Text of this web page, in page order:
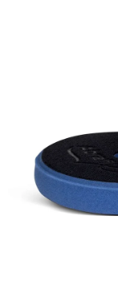
NAŠE SLUŽBY
KONTAKTY